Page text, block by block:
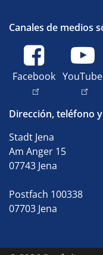
Canales de medios
Facebook YouTube
Dirección, teléfono
Stadt Jena
Am Anger 15
07743 Jena
Postfach 100338
07703 Jena